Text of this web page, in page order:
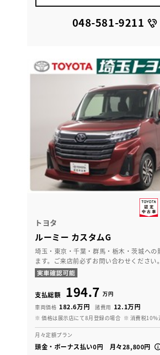
048-581-9211
トヨタ
ルーミー カスタムG
埼玉・東京・千葉・群馬・栃木・茨城への
ます。ご来店前必ずお問い合わせください。
支払総額 194.7 万円
車両価格 182.6万円 諸費用 12.1万円
※ 価格は展示店にて8月登録の場合 ※ 消費税10％
月々定額プラン
頭金・ボーナス払い0円 月々28,800円